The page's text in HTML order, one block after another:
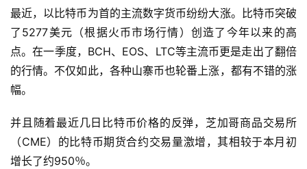
最近，以比特币为首的主流数字货币纷纷大涨。比特币突破
了5277美元（根据火币市场行情）创造了今年以来的高
点。在一季度，BCH、EOS、LTC等主流币更是走出了翻倍
的行情。不仅如此，各种山寨币也轮番上涨，都有不错的涨
幅。
并且随着最近几日比特币价格的反弹，芝加哥商品交易所
（CME）的比特币期货合约交易量激增，其相较于本月初
增长了约950％。